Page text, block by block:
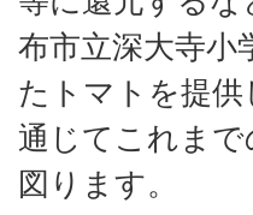
布市立深大寺小
たトマトを提
通じてこれま
図ります。